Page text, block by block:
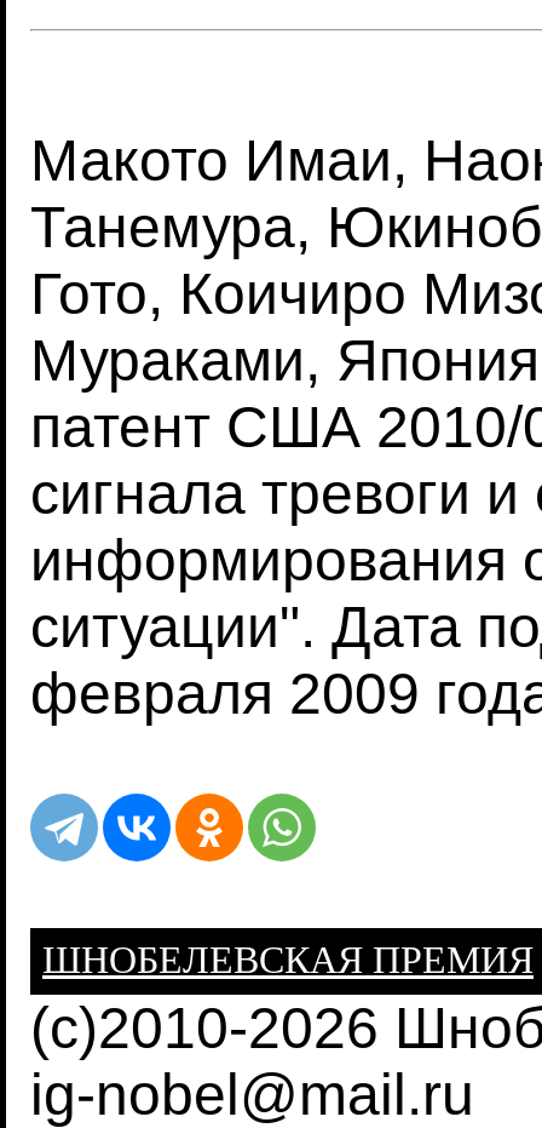
Макото Имаи,
Танемура,
Гото, Коичиро
Мураками,
патент США 2010/
сигнала тревоги и
информирования
ситуации". Дата
февраля 2009
ШНОБЕЛЕВСКАЯ ПРЕМИЯ
(c)2010-2026
ig-nobel@mail.ru